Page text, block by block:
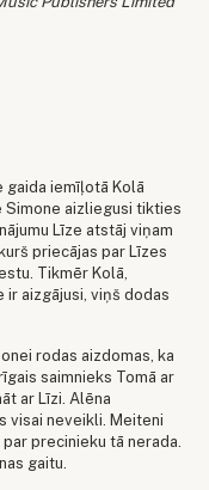
gaida iemīļotā Kolā
Simone aizliegusi tikties
Līze atstāj viņam
priecājas par Līzes
Tikmēr Kolā,
aizgājusi, viņš dodas
rodas aizdomas, ka
saimnieks Tomā ar
ar Līzi. Alēna
visai neveikli. Meiteni
precinieku tā nerada.
gaitu.